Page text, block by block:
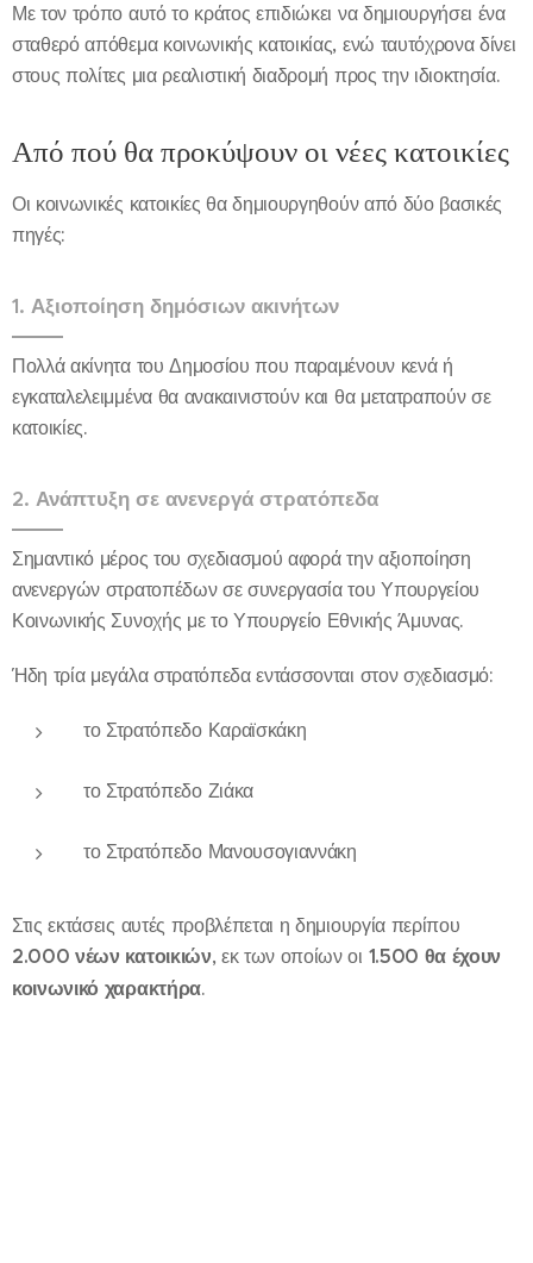
Με τον τρόπο αυτό το κράτος επιδιώκει να δημιουργήσει ένα
σταθερό απόθεμα κοινωνικής κατοικίας, ενώ ταυτόχρονα δίνει
στους πολίτες μια ρεαλιστική διαδρομή προς την ιδιοκτησία.
Από πού θα προκύψουν οι νέες κατοικίες
Οι κοινωνικές κατοικίες θα δημιουργηθούν από δύο βασικές
πηγές:
1. Αξιοποίηση δημόσιων ακινήτων
Πολλά ακίνητα του Δημοσίου που παραμένουν κενά ή
εγκαταλελειμμένα θα ανακαινιστούν και θα μετατραπούν σε
κατοικίες.
2. Ανάπτυξη σε ανενεργά στρατόπεδα
Σημαντικό μέρος του σχεδιασμού αφορά την αξιοποίηση
ανενεργών στρατοπέδων σε συνεργασία του Υπουργείου
Κοινωνικής Συνοχής με το Υπουργείο Εθνικής Άμυνας.
Ήδη τρία μεγάλα στρατόπεδα εντάσσονται στον σχεδιασμό:
το Στρατόπεδο Καραϊσκάκη
το Στρατόπεδο Ζιάκα
το Στρατόπεδο Μανουσογιαννάκη
Στις εκτάσεις αυτές προβλέπεται η δημιουργία περίπου
2.000 νέων κατοικιών, εκ των οποίων οι 1.500 θα έχουν
κοινωνικό χαρακτήρα.